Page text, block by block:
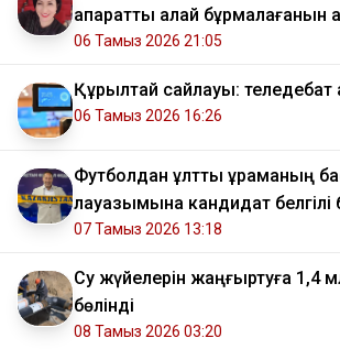
ақпаратты қалай бұрмалағанын
06 Тамыз 2026 21:05
Құрылтай сайлауы: теледебат
06 Тамыз 2026 16:26
Футболдан ұлттық құраманың
лауазымына кандидат
07 Тамыз 2026 13:18
Су жүйелерін жаңғыртуға 1,4
бөлінді
08 Тамыз 2026 03:20